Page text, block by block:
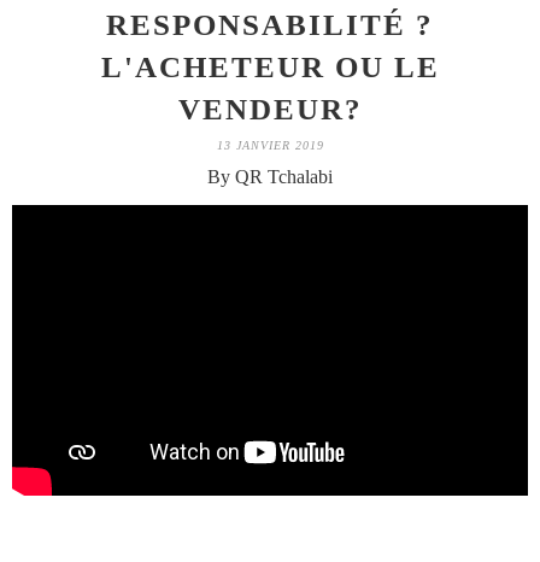
RESPONSABILITÉ ?
L'ACHETEUR OU LE
VENDEUR?
13 JANVIER 2019
By QR Tchalabi